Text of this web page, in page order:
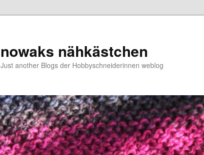
nowaks nähkästchen
Just another Blogs der Hobbyschneiderinnen weblog